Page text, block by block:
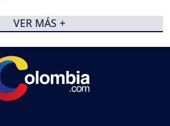
VER MÁS +